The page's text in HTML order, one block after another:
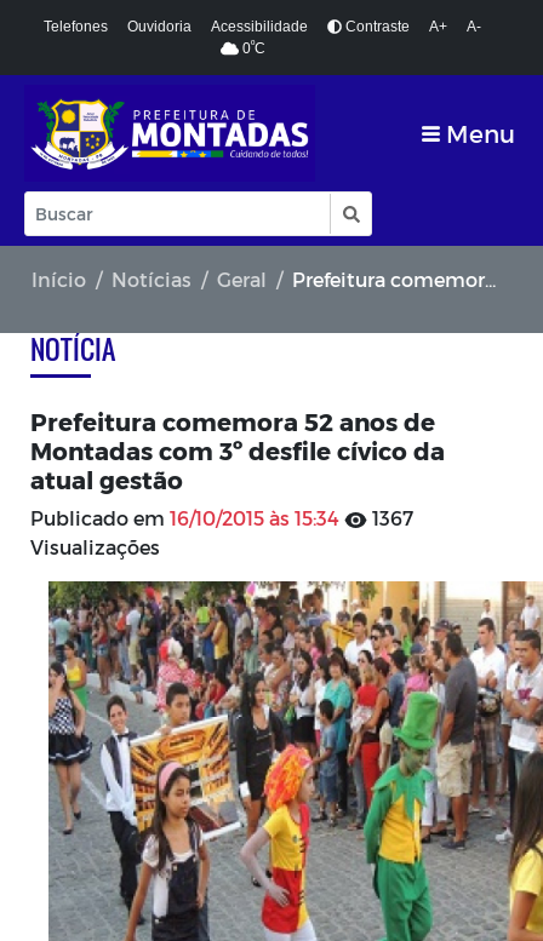
Telefones Ouvidoria Acessibilidade Contraste A+
A-
0ºC
Menu
Início Notícias Geral Prefeitura comemora 52 anos de Montadas com 3º desfile cívico da atual gestão
NOTÍCIA
Prefeitura comemora 52 anos de
Montadas com 3º desfile cívico da
atual gestão
Publicado em 16/10/2015 às 15:34
1367
Visualizações